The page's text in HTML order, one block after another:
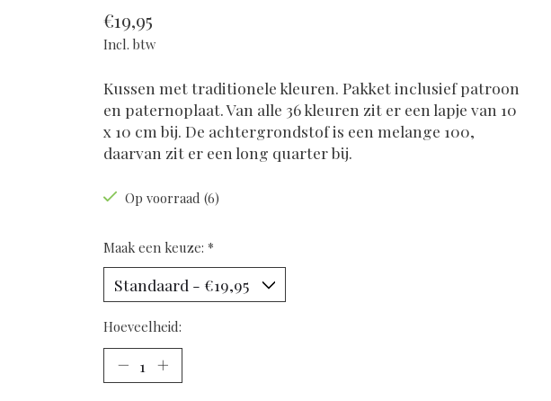
€19,95
Incl. btw
Kussen met traditionele kleuren. Pakket inclusief patroon
en paternoplaat. Van alle 36 kleuren zit er een lapje van 10
x 10 cm bij. De achtergrondstof is een melange 100,
daarvan zit er een long quarter bij.
Op voorraad (6)
Maak een keuze: *
Hoeveelheid: